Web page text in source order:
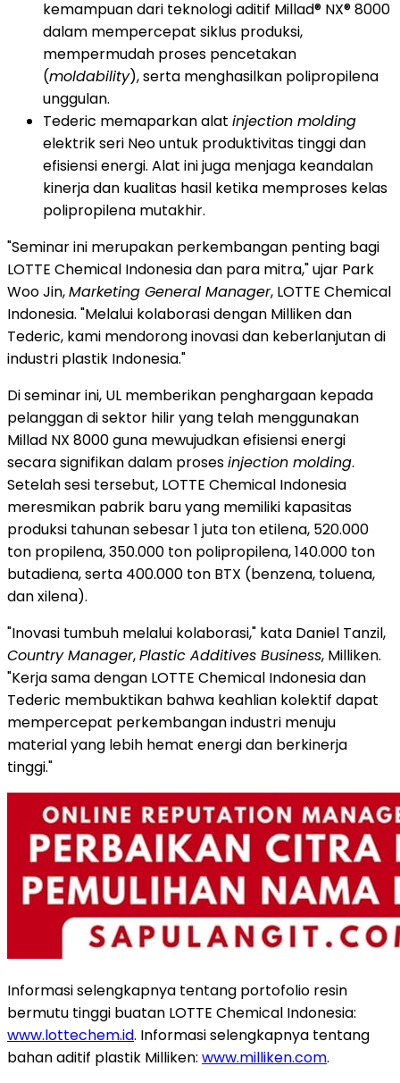
kemampuan dari teknologi aditif Millad® NX® 8000
dalam mempercepat siklus produksi,
mempermudah proses pencetakan
(moldability), serta menghasilkan polipropilena
unggulan.
Tederic memaparkan alat injection molding
elektrik seri Neo untuk produktivitas tinggi dan
efisiensi energi. Alat ini juga menjaga keandalan
kinerja dan kualitas hasil ketika memproses kelas
polipropilena mutakhir.
"Seminar ini merupakan perkembangan penting bagi
LOTTE Chemical Indonesia dan para mitra," ujar Park
Woo Jin,Marketing General Manager, LOTTE Chemical
Indonesia. "Melalui kolaborasi dengan Milliken dan
Tederic, kami mendorong inovasi dan keberlanjutan di
industri plastik Indonesia."
Di seminar ini, UL memberikan penghargaan kepada
pelanggan di sektor hilir yang telah menggunakan
Millad NX 8000 guna mewujudkan efisiensi energi
secara signifikan dalam prosesinjection molding.
Setelah sesi tersebut, LOTTE Chemical Indonesia
meresmikan pabrik baru yang memiliki kapasitas
produksi tahunan sebesar 1 juta ton etilena, 520.000
ton propilena, 350.000 ton polipropilena, 140.000 ton
butadiena, serta 400.000 ton BTX (benzena, toluena,
dan xilena).
"Inovasi tumbuh melalui kolaborasi," kata Daniel Tanzil,
Country Manager,Plastic Additives Business, Milliken.
"Kerja sama dengan LOTTE Chemical Indonesia dan
Tederic membuktikan bahwa keahlian kolektif dapat
mempercepat perkembangan industri menuju
material yang lebih hemat energi dan berkinerja
tinggi."
Informasi selengkapnya tentang portofolio resin
bermutu tinggi buatan LOTTE Chemical Indonesia:
www.lottechem.id. Informasi selengkapnya tentang
bahan aditif plastik Milliken: www.milliken.com.